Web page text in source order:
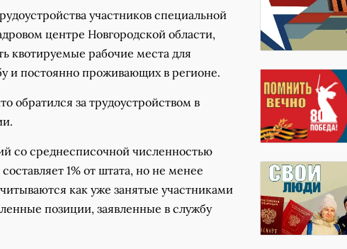
участников специальной
центре Новгородской области,
квотируемые рабочие места для
и постоянно проживающих в регионе.
обратился за трудоустройством в
со среднесписочной численностью
1% от штата, но не менее
как уже занятые участниками
позиции, заявленные в службу